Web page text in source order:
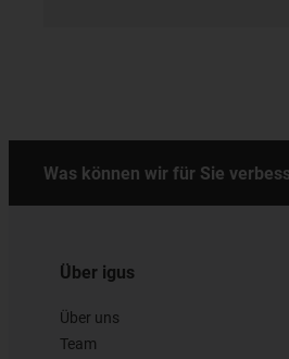
Was können wir für Sie
Über igus
Über uns
Team